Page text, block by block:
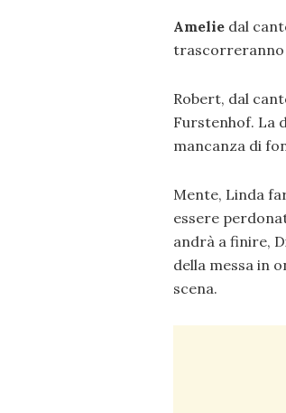
Amelie dal
trascorreranno
Robert, dal
Furstenhof. La
mancanza di
Mente, Linda
essere
andrà a finire,
della messa in
scena.